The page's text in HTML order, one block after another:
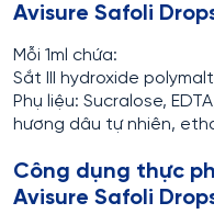
Avisure Safoli
Mỗi 1ml chứa:
Sắt III hydroxide
Phụ liệu: Sucralose,
hương dâu tự nhiên,
Công dụng thực
Avisure Safoli